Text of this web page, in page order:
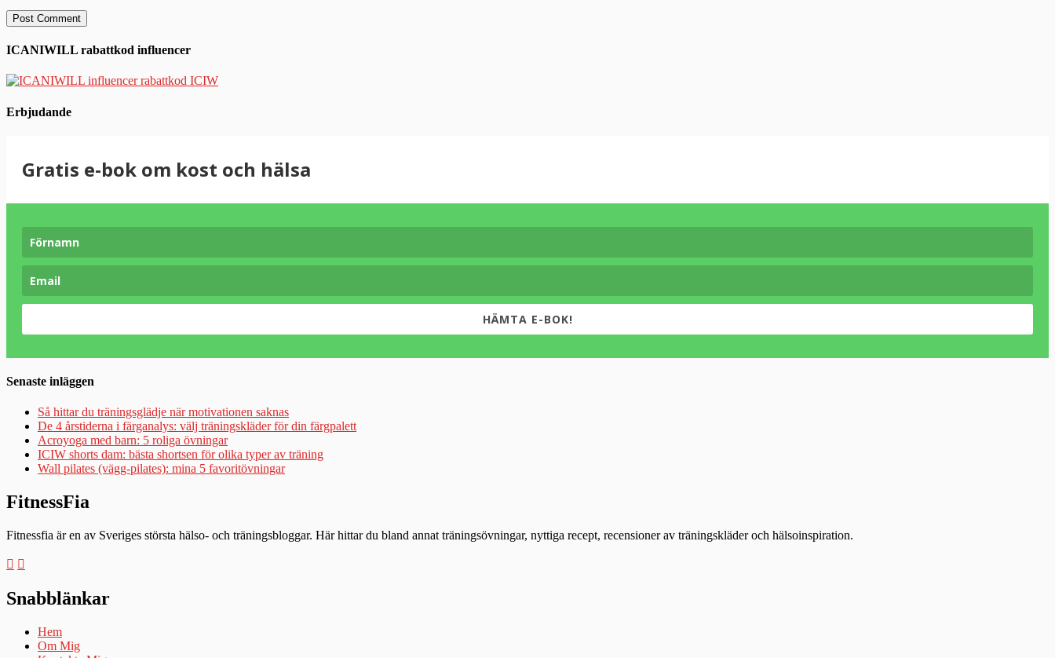
ICANIWILL rabattkod influencer
Erbjudande
Gratis e-bok om kost och hälsa
HÄMTA E-BOK!
Senaste inläggen
Så hittar du träningsglädje när motivationen saknas
De 4 årstiderna i färganalys: välj träningskläder för din färgpalett
Acroyoga med barn: 5 roliga övningar
ICIW shorts dam: bästa shortsen för olika typer av träning
Wall pilates (vägg-pilates): mina 5 favoritövningar
FitnessFia
Fitnessfia är en av Sveriges största hälso- och träningsbloggar. Här hittar du bland annat träningsövningar, nyttiga recept, recensioner av träningskläder och hälsoinspiration.
Snabblänkar
Hem
Om Mig